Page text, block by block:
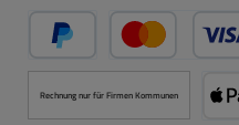
PayPal Kredit-
Rechnung nur für Firmen Kommunen